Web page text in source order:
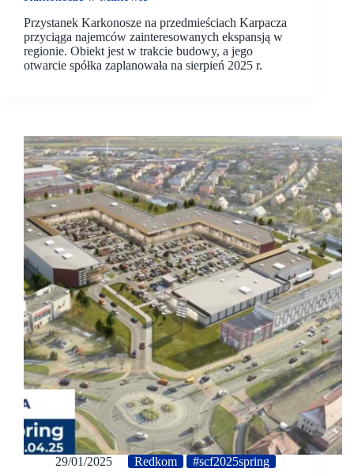
Przystanek Karkonosze na przedmieściach Karpacza
przyciąga najemców zainteresowanych ekspansją w
regionie. Obiekt jest w trakcie budowy, a jego
otwarcie spółka zaplanowała na sierpień 2025 r.
29/01/2025 Redkom #scf2025spring